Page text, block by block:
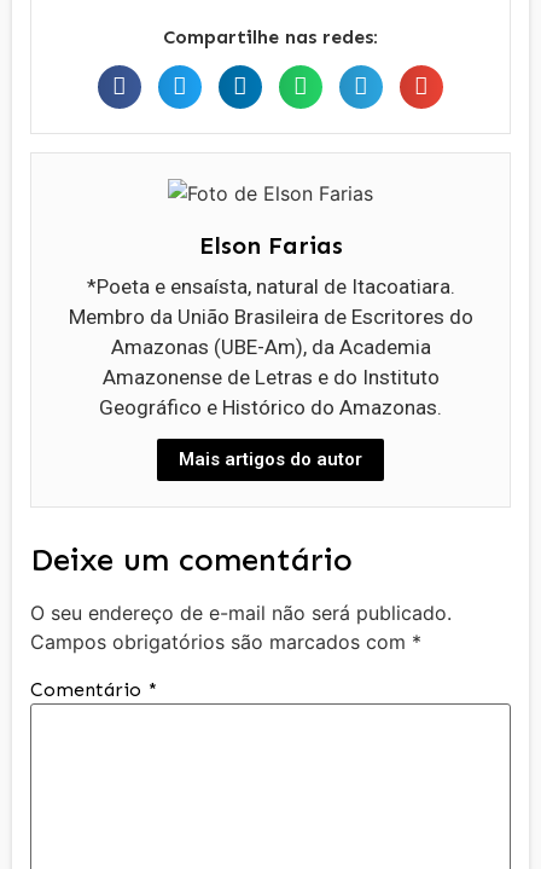
Compartilhe nas redes:
Elson Farias
*Poeta e ensaísta, natural de Itacoatiara.
Membro da União Brasileira de Escritores do
Amazonas (UBE-Am), da Academia
Amazonense de Letras e do Instituto
Geográfico e Histórico do Amazonas.
Mais artigos do autor
Deixe um comentário
O seu endereço de e-mail não será publicado.
Campos obrigatórios são marcados com *
Comentário *